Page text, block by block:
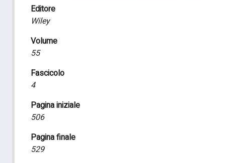
Editore
Wiley
Volume
55
Fascicolo
4
Pagina iniziale
506
Pagina finale
529